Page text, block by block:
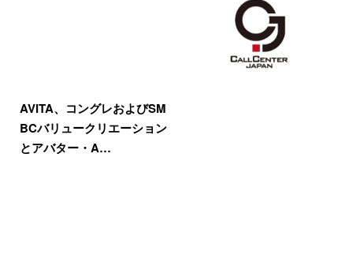
AVITA、コングレおよびSM
BCバリュークリエーション
とアバター・A…